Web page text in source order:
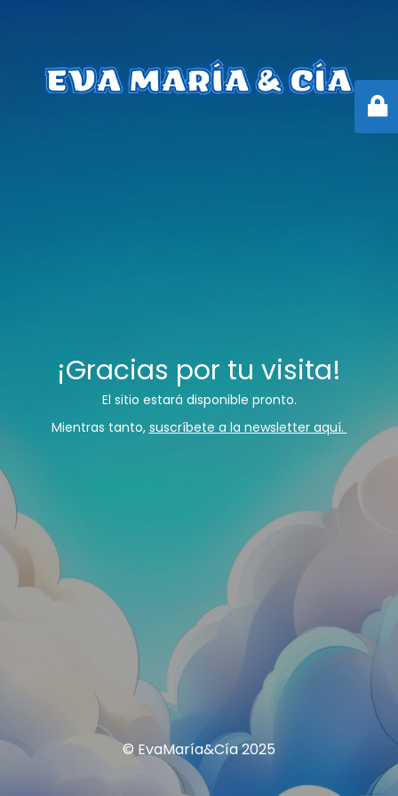
¡Gracias por tu visita!
El sitio estará disponible pronto.
Mientras tanto, suscríbete a la newsletter aquí.
© EvaMaría&Cía 2025